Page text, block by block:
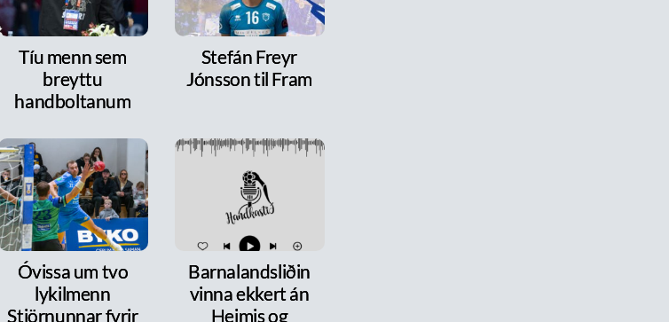
Tíu menn sem
breyttu
handboltanum
Stefán Freyr
Jónsson til Fram
Óvissa um tvo
lykilmenn
Stjörnunnar fyrir
Barnalandsliðin
vinna ekkert án
Heimis og